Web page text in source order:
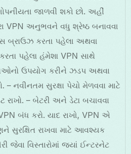
જાળવી શકો છો. અહીં
VPN અનુભવને વધુ શ્રેષ્ઠ બનાવવા
બ્રાઉઝ કરતા પહેલા અથવા
પહેલા હંમેશા VPN સાથે
ઉપયોગ કરીને ઝડપ અથવા
– નવીનતમ સુરક્ષા પેચો મેળવવા માટે
– બેટરી અને ડેટા બચાવવા
બંધ કરો. યાદ રાખો, VPN એ
સુરક્ષિત રાખવા માટે આવશ્યક
જેવા વિસ્તારોમાં જ્યાં ઈન્ટરનેટ